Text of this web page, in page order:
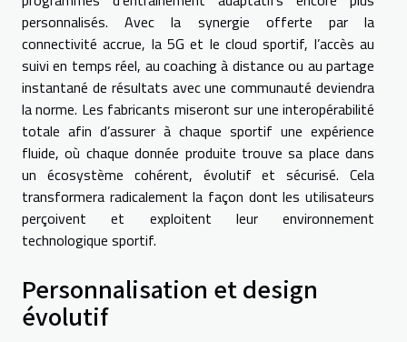
personnalisés. Avec la synergie offerte par la
connectivité accrue, la 5G et le cloud sportif, l’accès au
suivi en temps réel, au coaching à distance ou au partage
instantané de résultats avec une communauté deviendra
la norme. Les fabricants miseront sur une interopérabilité
totale afin d’assurer à chaque sportif une expérience
fluide, où chaque donnée produite trouve sa place dans
un écosystème cohérent, évolutif et sécurisé. Cela
transformera radicalement la façon dont les utilisateurs
perçoivent et exploitent leur environnement
technologique sportif.
Personnalisation et design
évolutif